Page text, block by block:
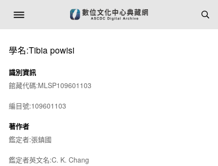
學名:Tibia powisi
識別資訊
館藏代碼:MLSP109601103
編目號:109601103
著作者
鑑定者:張鎮國
鑑定者英文名:C. K. Chang